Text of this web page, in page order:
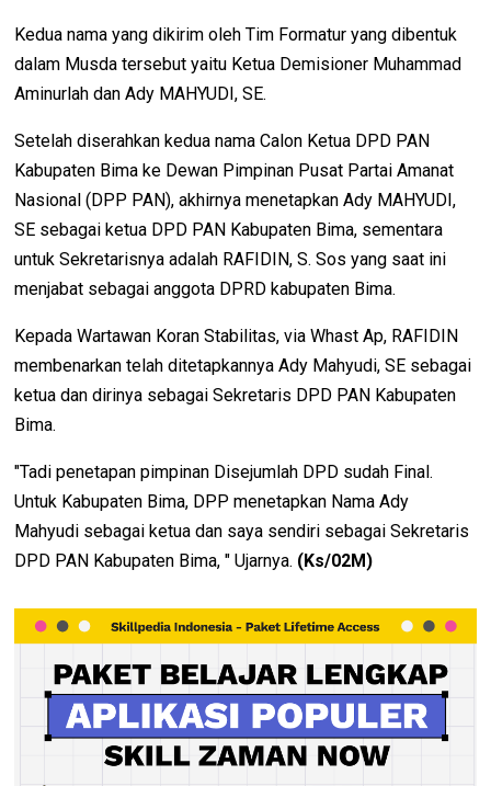
Kedua nama yang dikirim oleh Tim Formatur yang dibentuk
dalam Musda tersebut yaitu Ketua Demisioner Muhammad
Aminurlah dan Ady MAHYUDI, SE.
Setelah diserahkan kedua nama Calon Ketua DPD PAN
Kabupaten Bima ke Dewan Pimpinan Pusat Partai Amanat
Nasional (DPP PAN), akhirnya menetapkan Ady MAHYUDI,
SE sebagai ketua DPD PAN Kabupaten Bima, sementara
untuk Sekretarisnya adalah RAFIDIN, S. Sos yang saat ini
menjabat sebagai anggota DPRD kabupaten Bima.
Kepada Wartawan Koran Stabilitas, via Whast Ap, RAFIDIN
membenarkan telah ditetapkannya Ady Mahyudi, SE sebagai
ketua dan dirinya sebagai Sekretaris DPD PAN Kabupaten
Bima.
"Tadi penetapan pimpinan Disejumlah DPD sudah Final.
Untuk Kabupaten Bima, DPP menetapkan Nama Ady
Mahyudi sebagai ketua dan saya sendiri sebagai Sekretaris
DPD PAN Kabupaten Bima, " Ujarnya. (Ks/02M)